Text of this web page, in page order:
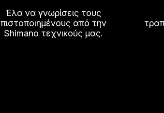
Έλα να γνωρίσεις τους
πιστοποιημένους από την
Shimano τεχνικούς μας.